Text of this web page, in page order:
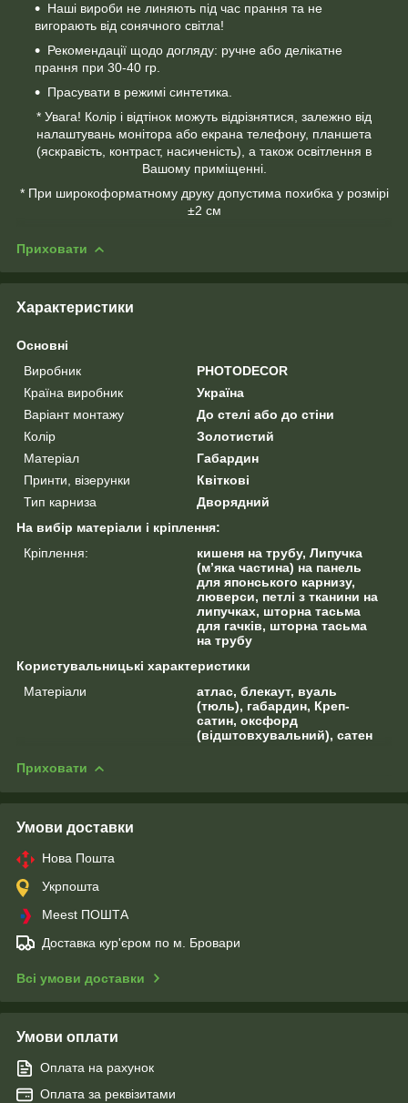
Наші вироби не линяють під час прання та не
вигорають від сонячного світла!
Рекомендації щодо догляду: ручне або делікатне
прання при 30-40 гр.
Прасувати в режимі синтетика.
* Увага! Колір і відтінок можуть відрізнятися, залежно від
налаштувань монітора або екрана телефону, планшета
(яскравість, контраст, насиченість), а також освітлення в
Вашому приміщенні.
* При широкоформатному друку допустима похибка у розмірі
±2 см
Приховати
Характеристики
Основні
Виробник
PHOTODECOR
Країна виробник
Україна
Варіант монтажу
До стелі або до стіни
Колір
Золотистий
Матеріал
Габардин
Принти, візерунки
Квіткові
Тип карниза
Дворядний
На вибір матеріали і кріплення:
Кріплення:
кишеня на трубу, Липучка
(м’яка частина) на панель
для японського карнизу,
люверси, петлі з тканини на
липучках, шторна тасьма
для гачків, шторна тасьма
на трубу
Користувальницькі характеристики
Матеріали
атлас, блекаут, вуаль
(тюль), габардин, Креп-
сатин, оксфорд
(відштовхувальний), сатен
Приховати
Умови доставки
Нова Пошта
Укрпошта
Meest ПОШТА
Доставка кур'єром по м. Бровари
Всі умови доставки
Умови оплати
Оплата на рахунок
Оплата за реквізитами